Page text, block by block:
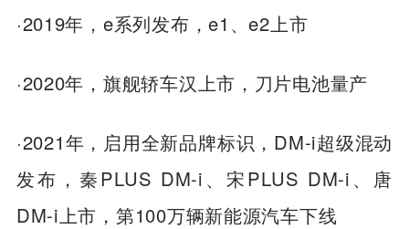
·2019年，e系列发布，e1、e2上市
·2020年，旗舰轿车汉上市，刀片电池量产
·2021年，启用全新品牌标识，DM-i超级混动
发布，秦PLUS DM-i、宋PLUS DM-i、唐
DM-i上市，第100万辆新能源汽车下线